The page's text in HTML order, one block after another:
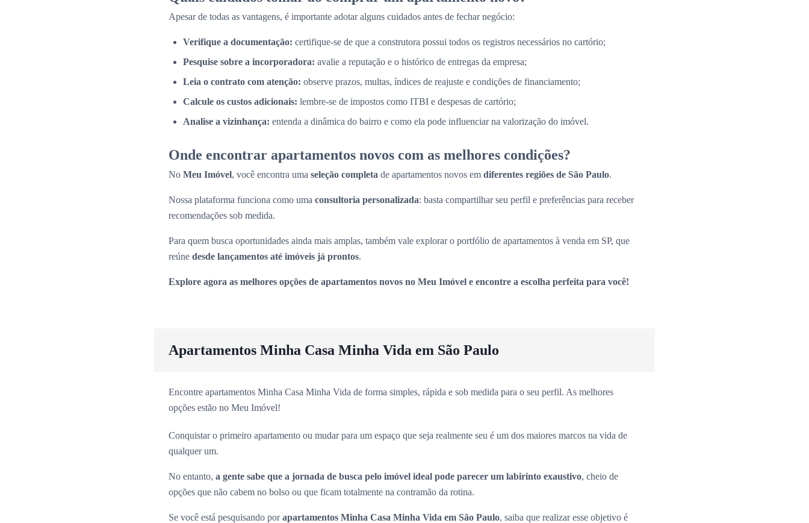
Apesar de todas as vantagens, é importante adotar alguns cuidados antes de fechar negócio:
Verifique a documentação: certifique-se de que a construtora possui todos os registros necessários no cartório;
Pesquise sobre a incorporadora: avalie a reputação e o histórico de entregas da empresa;
Leia o contrato com atenção: observe prazos, multas, índices de reajuste e condições de financiamento;
Calcule os custos adicionais: lembre-se de impostos como ITBI e despesas de cartório;
Analise a vizinhança: entenda a dinâmica do bairro e como ela pode influenciar na valorização do imóvel.
Onde encontrar apartamentos novos com as melhores condições?
No Meu Imóvel, você encontra uma seleção completa de apartamentos novos em diferentes regiões de São Paulo.
Nossa plataforma funciona como uma consultoria personalizada: basta compartilhar seu perfil e preferências para receber
recomendações sob medida.
Para quem busca oportunidades ainda mais amplas, também vale explorar o portfólio de apartamentos à venda em SP, que
reúne desde lançamentos até imóveis já prontos.
Explore agora as melhores opções de apartamentos novos no Meu Imóvel e encontre a escolha perfeita para você!
Apartamentos Minha Casa Minha Vida em São Paulo
Encontre apartamentos Minha Casa Minha Vida de forma simples, rápida e sob medida para o seu perfil. As melhores
opções estão no Meu Imóvel!
Conquistar o primeiro apartamento ou mudar para um espaço que seja realmente seu é um dos maiores marcos na vida de
qualquer um.
No entanto, a gente sabe que a jornada de busca pelo imóvel ideal pode parecer um labirinto exaustivo, cheio de
opções que não cabem no bolso ou que ficam totalmente na contramão da rotina.
Se você está pesquisando porapartamentos Minha Casa Minha Vida em São Paulo, saiba que realizar esse objetivo é